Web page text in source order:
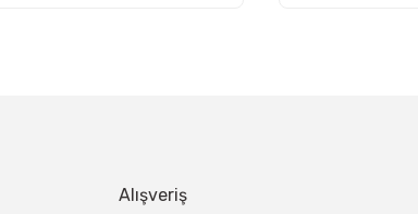
Alışveriş